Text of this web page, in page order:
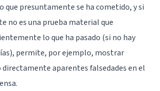
que presuntamente se ha cometido, y si
no es una prueba material que
lo que ha pasado (si no hay
permite, por ejemplo, mostrar
aparentes falsedades en el